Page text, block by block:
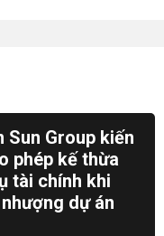
Sun Group kiến
phép kế thừa
tài chính khi
dự án